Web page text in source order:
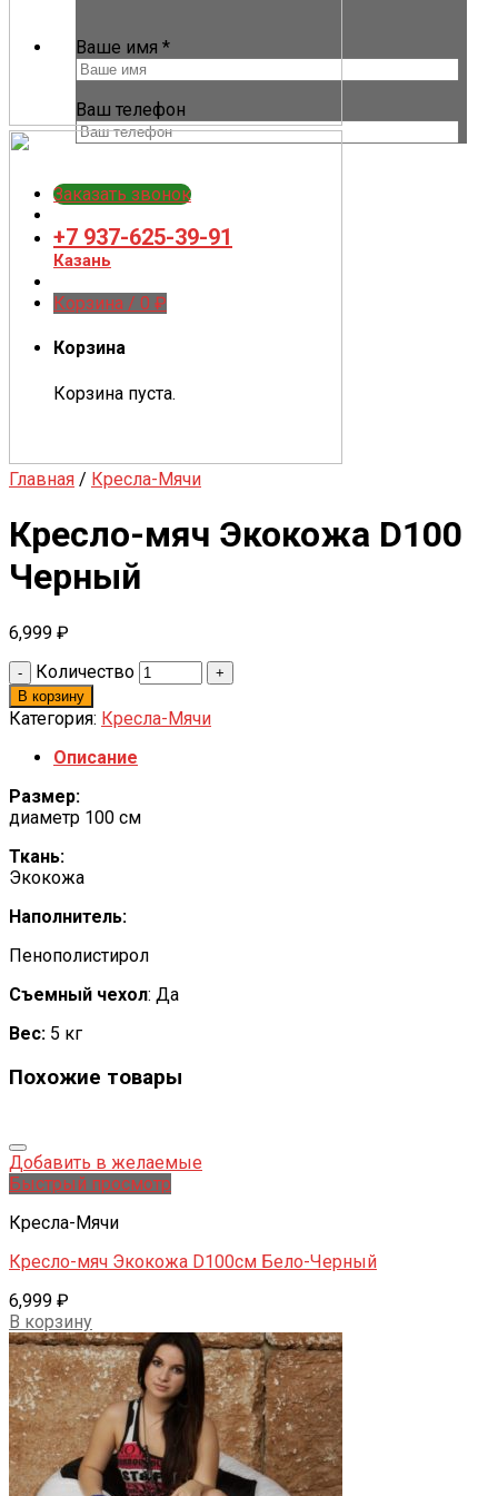
Ваше имя *
Ваш телефон
Заказать звонок
+7 937-625-39-91
Казань
Корзина / 0 ₽
Корзина
Корзина пуста.
Главная / Кресла-Мячи
Кресло-мяч Экокожа D100
Черный
6,999 ₽
Количество
В корзину
Категория: Кресла-Мячи
Описание
Размер:
диаметр 100 см
Ткань:
Экокожа
Наполнитель:
Пенополистирол
Съемный чехол: Да
Вес: 5 кг
Похожие товары
Добавить в желаемые
Быстрый просмотр
Кресла-Мячи
Кресло-мяч Экокожа D100см Бело-Черный
6,999 ₽
В корзину